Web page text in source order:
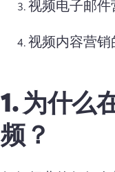
视频电子邮
视频内容营
1.为什么
频？